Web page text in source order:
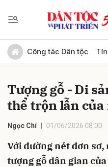
Công tác Dân tộc
Tượng gỗ - Di
thể trộn lẫn của
Ngọc Chí 01/06/2026 08:00
Với đường nét đơn
tượng gỗ dân gian
Gửi bình luận